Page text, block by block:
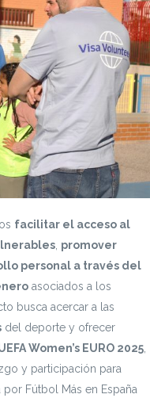
facilitar el acceso al
promover
personal a través del
asociados a los
busca acercar a las
del deporte y ofrecer
Women’s EURO 2025
y participación para
Fútbol Más en España